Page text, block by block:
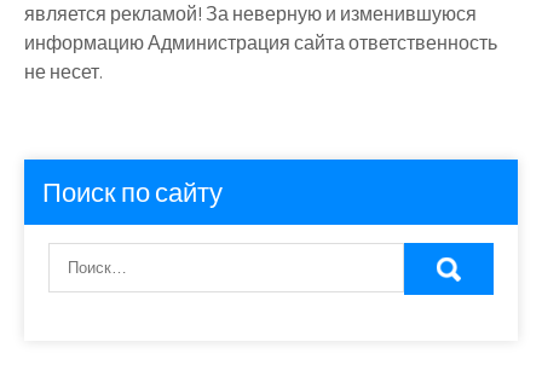
является рекламой! За неверную и изменившуюся
информацию Администрация сайта ответственность
не несет.
Поиск по сайту